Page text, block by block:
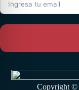
Copyright ©